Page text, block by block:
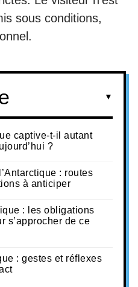
sous conditions,
captive-t-il autant
?
: routes
à anticiper
: les obligations
s’approcher de ce
: gestes et réflexes